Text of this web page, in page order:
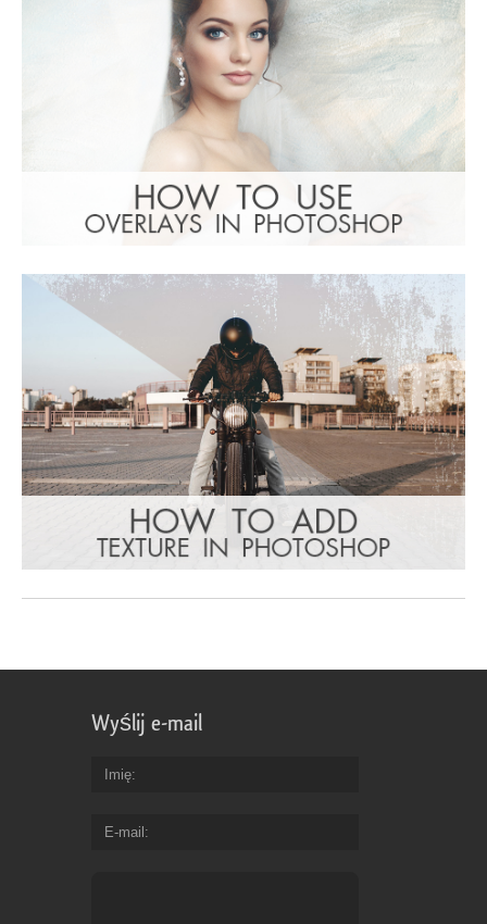
Wyślij e-mail
Imię
E-mail